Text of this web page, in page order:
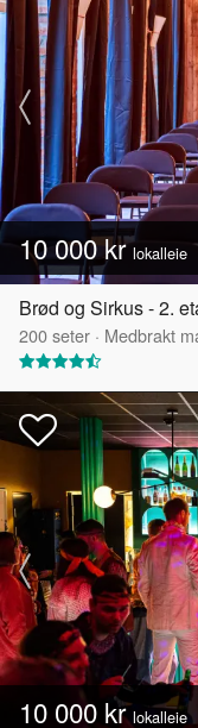
10 000 krlokalleie
Brød og Sirkus - 2.
200seter · Medbrakt
10 000 krlokalleie